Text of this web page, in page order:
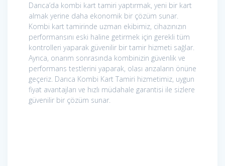
Darıca’da kombi kart tamiri yaptırmak, yeni bir kart
almak yerine daha ekonomik bir çözüm sunar.
Kombi kart tamirinde uzman ekibimiz, cihazınızın
performansını eski haline getirmek için gerekli tüm
kontrolleri yaparak güvenilir bir tamir hizmeti sağlar.
Ayrıca, onarım sonrasında kombinizin güvenlik ve
performans testlerini yaparak, olası arızaların önüne
geçeriz. Darıca Kombi Kart Tamiri hizmetimiz, uygun
fiyat avantajları ve hızlı müdahale garantisi ile sizlere
güvenilir bir çözüm sunar.